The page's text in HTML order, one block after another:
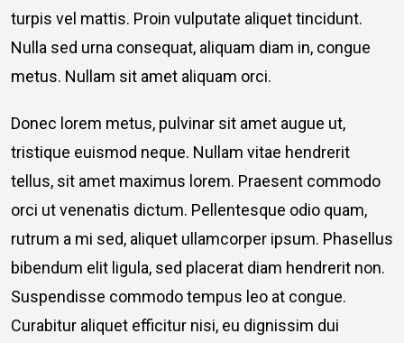
turpis vel mattis. Proin vulputate aliquet tincidunt.
Nulla sed urna consequat, aliquam diam in, congue
metus. Nullam sit amet aliquam orci.
Donec lorem metus, pulvinar sit amet augue ut,
tristique euismod neque. Nullam vitae hendrerit
tellus, sit amet maximus lorem. Praesent commodo
orci ut venenatis dictum. Pellentesque odio quam,
rutrum a mi sed, aliquet ullamcorper ipsum. Phasellus
bibendum elit ligula, sed placerat diam hendrerit non.
Suspendisse commodo tempus leo at congue.
Curabitur aliquet efficitur nisi, eu dignissim dui